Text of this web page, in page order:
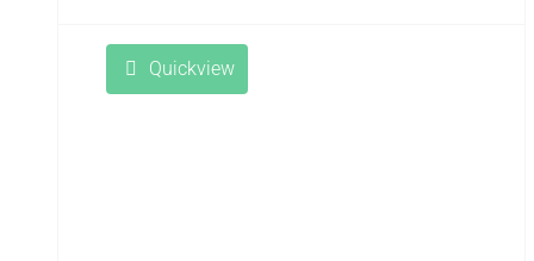
Quickview